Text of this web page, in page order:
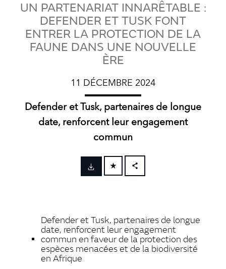
UN PARTENARIAT INNARÊTABLE :
DEFENDER ET TUSK FONT
ENTRER LA PROTECTION DE LA
FAUNE DANS UNE NOUVELLE
ÈRE
11 DÉCEMBRE 2024
Defender et Tusk, partenaires de longue
date, renforcent leur engagement
commun
FACEBOOK
SHARE
Defender et Tusk, partenaires de longue
date, renforcent leur engagement
commun en faveur de la protection des
espèces menacées et de la biodiversité
en Afrique